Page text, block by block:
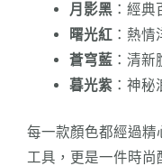
月影黑：經典
曙光紅：熱情
蒼穹藍 ：清新
暮光紫：神秘
每一款顏色都經過精
工具，更是一件時尚